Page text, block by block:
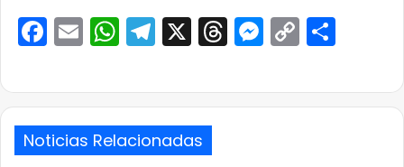
Facebook
EmailWhatsApp
Telegram
X ThreadsCopy
Noticias Relacionadas